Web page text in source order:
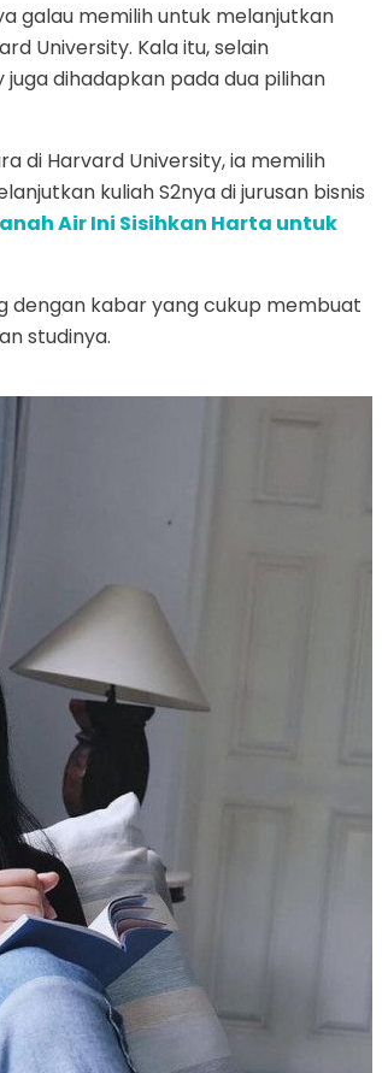
galau memilih untuk melanjutkan
University. Kala itu, selain
dihadapkan pada dua pilihan
di Harvard University, ia memilih
kuliah S2nya di jurusan bisnis
Air Ini Sisihkan Harta untuk
dengan kabar yang cukup membuat
studinya.